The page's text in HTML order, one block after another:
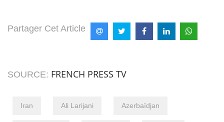
Partager Cet Article
SOURCE: FRENCH PRESS TV
Iran Ali Larijani Azerbaïdjan